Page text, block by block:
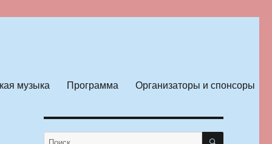
музыка Программа Организаторы и спонсоры
Искать: ПОИСК